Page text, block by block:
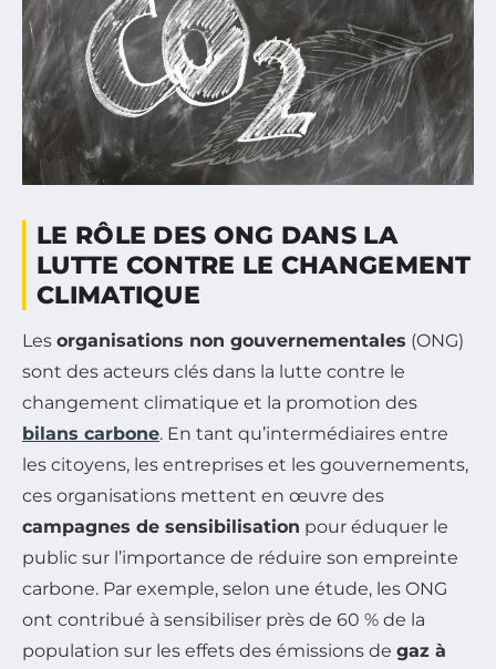
LE RÔLE DES ONG DANS LA
LUTTE CONTRE LE CHANGEMENT
CLIMATIQUE
Les organisations non gouvernementales (ONG)
sont des acteurs clés dans la lutte contre le
changement climatique et la promotion des
bilans carbone. En tant qu’intermédiaires entre
les citoyens, les entreprises et les gouvernements,
ces organisations mettent en œuvre des
campagnes de sensibilisation pour éduquer le
public sur l’importance de réduire son empreinte
carbone. Par exemple, selon une étude, les ONG
ont contribué à sensibiliser près de 60 % de la
population sur les effets des émissions de gaz à